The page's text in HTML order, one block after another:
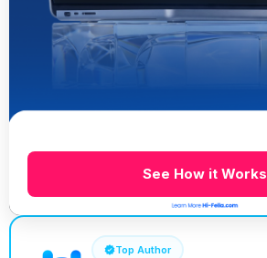
See How it Works
Top Author